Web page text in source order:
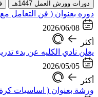
دورات وورش العمل 1447هـ
دوره بعنوان ( فن التعامل
2026/06/08
أكثر
يعلن نادي الكليه عن بدء
2026/05/05
أكثر
ورشة بعنوان ( اساسيات كرة